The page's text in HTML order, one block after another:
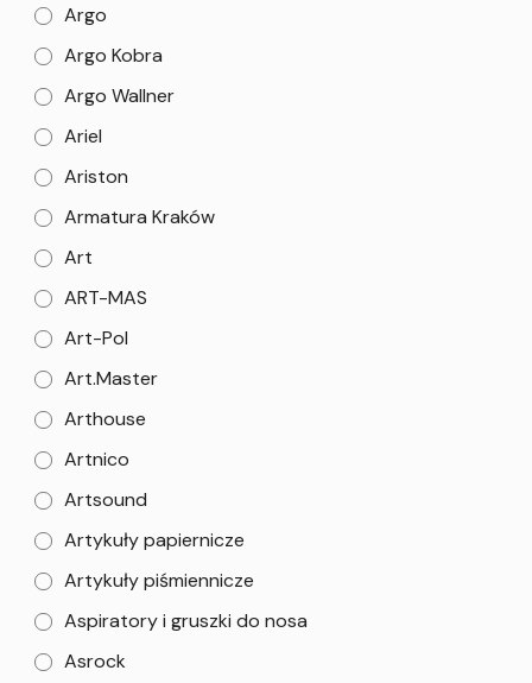
Argo
Argo Kobra
Argo Wallner
Ariel
Ariston
Armatura Kraków
Art
ART-MAS
Art-Pol
Art.Master
Arthouse
Artnico
Artsound
Artykuły papiernicze
Artykuły piśmiennicze
Aspiratory i gruszki do nosa
Asrock